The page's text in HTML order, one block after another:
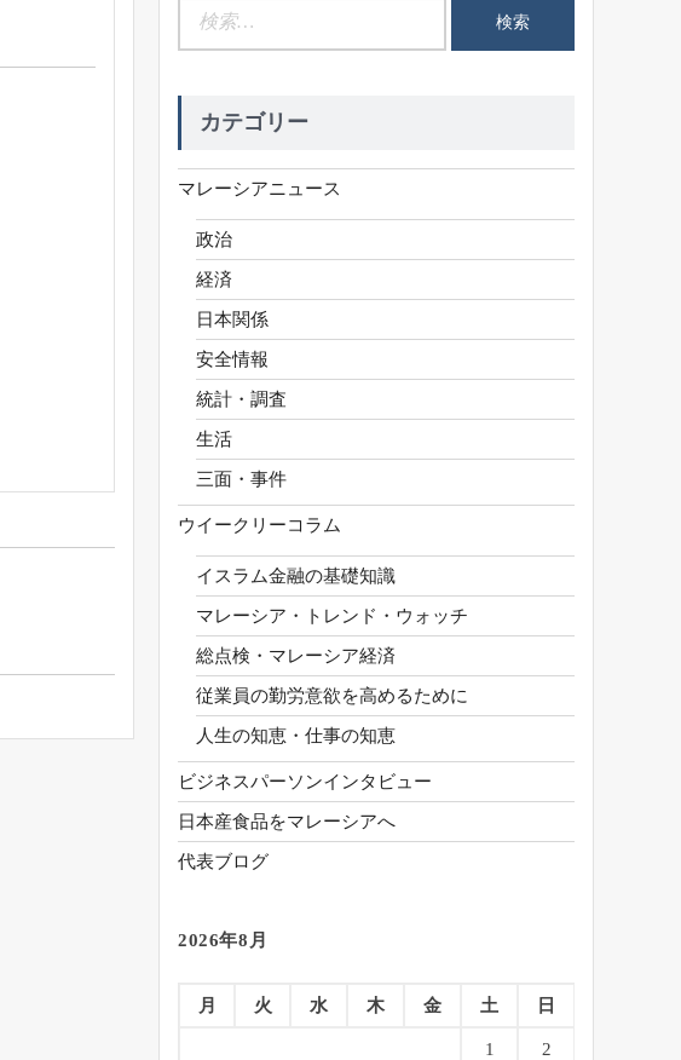
カテゴリー
マレーシアニュース
政治
経済
日本関係
安全情報
統計・調査
生活
三面・事件
ウイークリーコラム
イスラム金融の基礎知識
マレーシア・トレンド・ウォッチ
総点検・マレーシア経済
従業員の勤労意欲を高めるために
人生の知恵・仕事の知恵
ビジネスパーソンインタビュー
日本産食品をマレーシアへ
代表ブログ
2026年8月
月 火 水 木 金 土 日
1 2